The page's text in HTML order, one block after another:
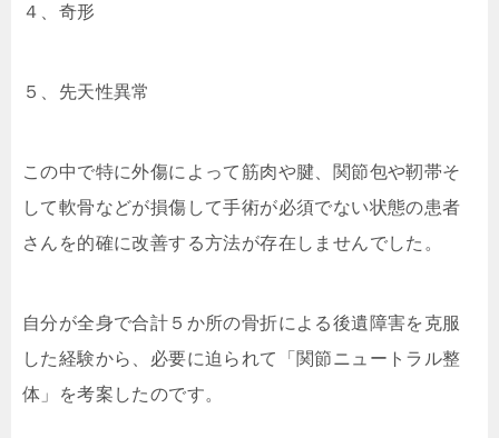
４、奇形
５、先天性異常
この中で特に外傷によって筋肉や腱、関節包や靭帯そ
して軟骨などが損傷して手術が必須でない状態の患者
さんを的確に改善する方法が存在しませんでした。
自分が全身で合計５か所の骨折による後遺障害を克服
した経験から、必要に迫られて「関節ニュートラル整
体」を考案したのです。